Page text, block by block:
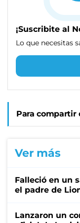
¡Suscribite al
Lo que necesitas
Para compartir
Ver más
Falleció en un
el padre de
Lanzaron un